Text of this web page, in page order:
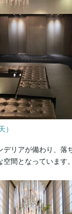
）
デリアが備わり、落
間となっています。